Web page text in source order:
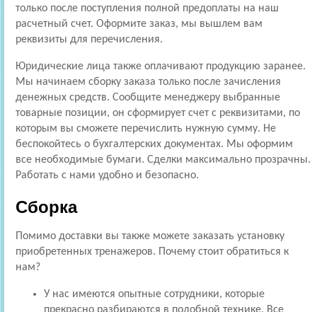
только после поступления полной предоплаты на наш
расчетный счет. Оформите заказ, мы вышлем вам
реквизиты для перечисления.
Юридические лица также оплачивают продукцию заранее.
Мы начинаем сборку заказа только после зачисления
денежных средств. Сообщите менеджеру выбранные
товарные позиции, он сформирует счет с реквизитами, по
которым вы сможете перечислить нужную сумму. Не
беспокойтесь о бухгалтерских документах. Мы оформим
все необходимые бумаги. Сделки максимально прозрачны.
Работать с нами удобно и безопасно.
Сборка
Помимо доставки вы также можете заказать установку
приобретенных тренажеров. Почему стоит обратиться к
нам?
У нас имеются опытные сотрудники, которые